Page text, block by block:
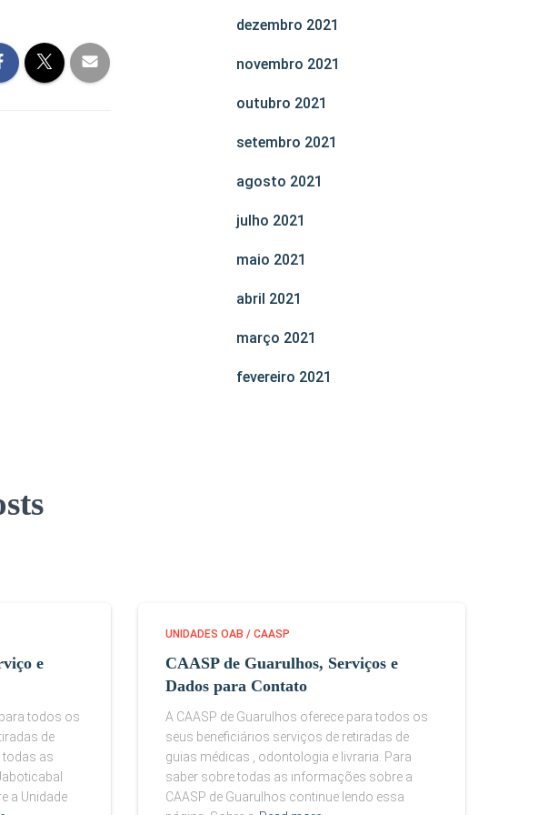
dezembro 2021
novembro 2021
outubro 2021
setembro 2021
agosto 2021
julho 2021
maio 2021
abril 2021
março 2021
fevereiro 2021
e
todos os
de
todas as
a Unidade
UNIDADES OAB / CAASP
CAASP de Guarulhos, Serviços e
Dados para Contato
A CAASP de Guarulhos oferece para todos os
seus beneficiários serviços de retiradas de
guias médicas , odontologia e livraria. Para
saber sobre todas as informações sobre a
CAASP de Guarulhos continue lendo essa